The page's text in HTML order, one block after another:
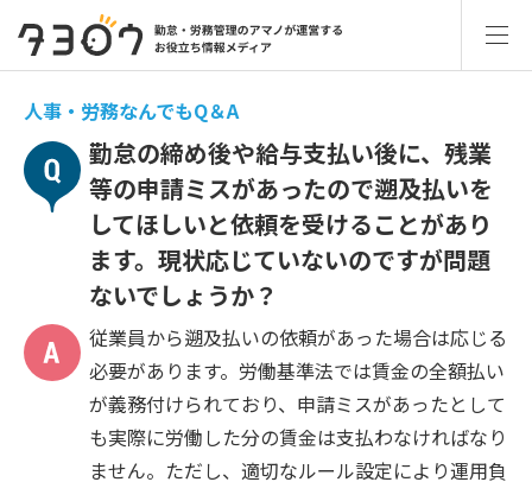
人事・労務なんでもQ＆A
勤怠の締め後や給与支払い後に、残業
等の申請ミスがあったので遡及払いを
してほしいと依頼を受けることがあり
ます。現状応じていないのですが問題
ないでしょうか？
従業員から遡及払いの依頼があった場合は応じる
必要があります。労働基準法では賃金の全額払い
が義務付けられており、申請ミスがあったとして
も実際に労働した分の賃金は支払わなければなり
ません。ただし、適切なルール設定により運用負